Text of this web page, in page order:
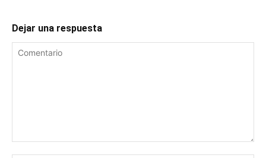
Dejar una respuesta